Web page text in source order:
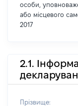
особи,
або місцевого
2017
2.1.
Прізвище: